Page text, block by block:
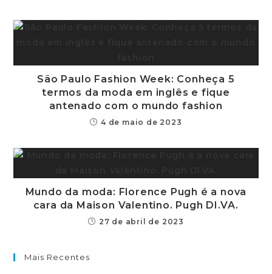
São Paulo Fashion Week: Conheça 5
termos da moda em inglês e fique
antenado com o mundo fashion
4 de maio de 2023
Mundo da moda: Florence Pugh é a nova
cara da Maison Valentino. Pugh DI.VA.
27 de abril de 2023
Mais Recentes